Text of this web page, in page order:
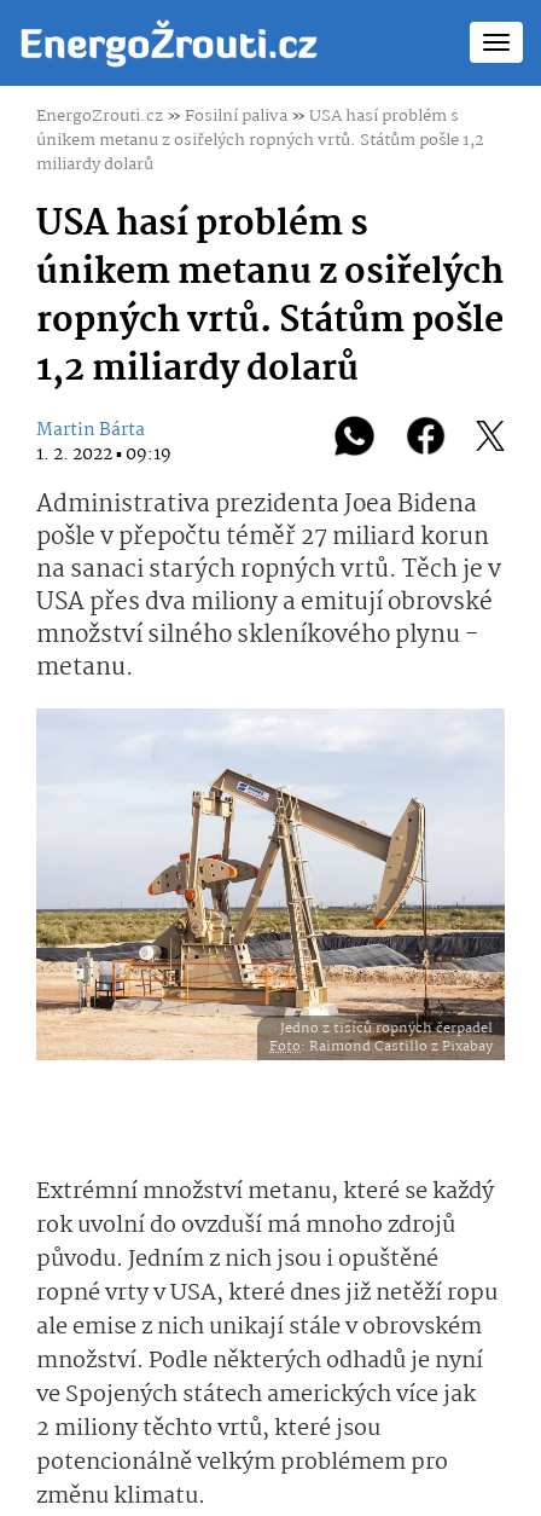
EnergoZrouti.cz»Fosilní paliva»USA hasí problém s
únikem metanu z osiřelých ropných vrtů. Státům pošle 1,2
miliardy dolarů
USA hasí problém s
únikem metanu z osiřelých
ropných vrtů. Státům pošle
1,2 miliardy dolarů
Martin Bárta
1. 2. 2022 ▪ 09:19
Administrativa prezidenta Joea Bidena
pošle v přepočtu téměř 27 miliard korun
na sanaci starých ropných vrtů. Těch je v
USA přes dva miliony a emitují obrovské
množství silného skleníkového plynu -
metanu.
Jedno z tisíců ropných čerpadel
Foto: Raimond Castillo z Pixabay
Extrémní množství metanu, které se každý
rok uvolní do ovzduší má mnoho zdrojů
původu. Jedním z nich jsou i opuštěné
ropné vrty v USA, které dnes již netěží ropu
ale emise z nich unikají stále v obrovském
množství. Podle některých odhadů je nyní
ve Spojených státech amerických více jak
2 miliony těchto vrtů, které jsou
potencionálně velkým problémem pro
změnu klimatu.